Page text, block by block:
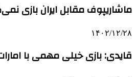
ماشاریپوف مقابل ایران بازی
۱۴۰۲/۱۲/۲۸
قایدی: بازی خیلی مهمی با